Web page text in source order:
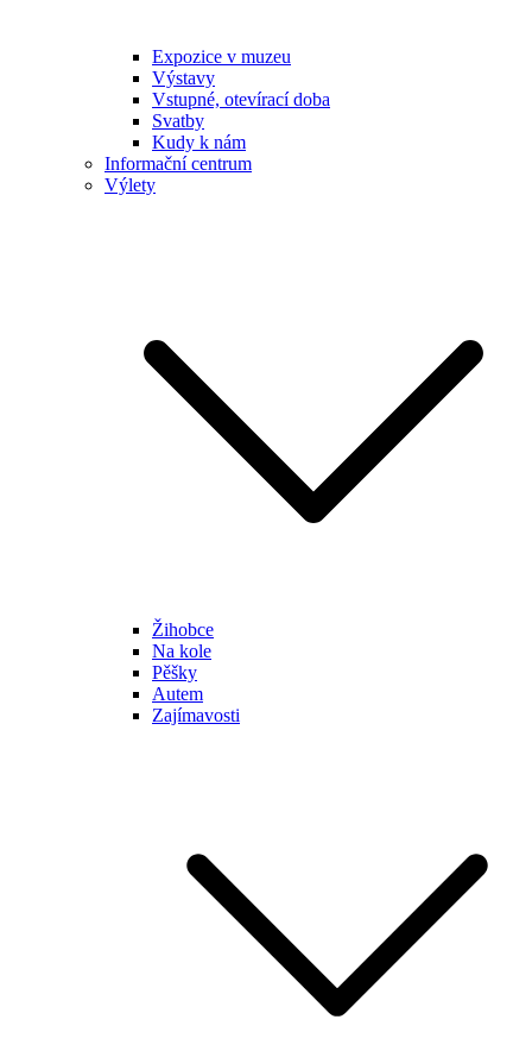
Expozice v muzeu
Výstavy
Vstupné, otevírací doba
Svatby
Kudy k nám
Informační centrum
Výlety
Žihobce
Na kole
Pěšky
Autem
Zajímavosti